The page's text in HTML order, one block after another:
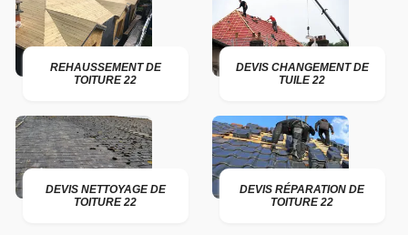
REHAUSSEMENT DE
TOITURE 22
DEVIS CHANGEMENT DE
TUILE 22
DEVIS NETTOYAGE DE
TOITURE 22
DEVIS RÉPARATION DE
TOITURE 22